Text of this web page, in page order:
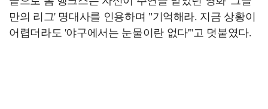
만의 리그' 명대사를 인용하며 "기억해라. 지금 상황이
어렵더라도 '야구에서는 눈물이란 없다'"고 덧붙였다.